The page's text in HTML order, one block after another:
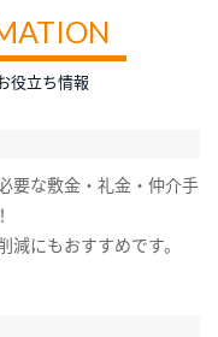
役立ち情報
要な敷金・礼金・仲介手
にもおすすめです。